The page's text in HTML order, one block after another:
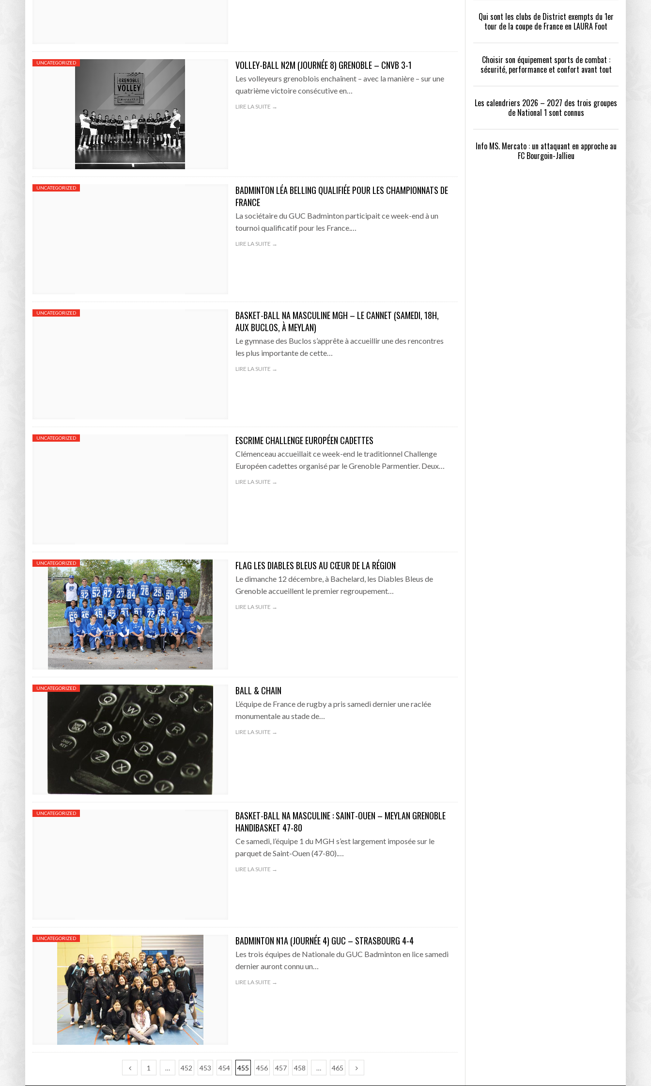
UNCATEGORIZED VOLLEY-BALL N2M (JOURNÉE 8) GRENOBLE – CNVB 3-1
Les volleyeurs grenoblois enchaînent – avec la manière – sur une
quatrième victoire consécutive en…
LIRE LA SUITE →
UNCATEGORIZED
BADMINTON LÉA BELLING QUALIFIÉE POUR LES CHAMPIONNATS DE
FRANCE
La sociétaire du GUC Badminton participait ce week-end à un
tournoi qualificatif pour les France.…
LIRE LA SUITE →
UNCATEGORIZED
BASKET-BALL NA MASCULINE MGH – LE CANNET (SAMEDI, 18H,
AUX BUCLOS, À MEYLAN)
Le gymnase des Buclos s’apprête à accueillir une des rencontres
les plus importante de cette…
LIRE LA SUITE →
UNCATEGORIZED ESCRIME CHALLENGE EUROPÉEN CADETTES
Clémenceau accueillait ce week-end le traditionnel Challenge
Européen cadettes organisé par le Grenoble Parmentier. Deux…
LIRE LA SUITE →
UNCATEGORIZED FLAG LES DIABLES BLEUS AU CŒUR DE LA RÉGION
Le dimanche 12 décembre, à Bachelard, les Diables Bleus de
Grenoble accueillent le premier regroupement…
LIRE LA SUITE →
UNCATEGORIZED BALL & CHAIN
L’équipe de France de rugby a pris samedi dernier une raclée
monumentale au stade de…
LIRE LA SUITE →
UNCATEGORIZED
BASKET-BALL NA MASCULINE : SAINT-OUEN – MEYLAN GRENOBLE
HANDIBASKET 47-80
Ce samedi, l’équipe 1 du MGH s’est largement imposée sur le
parquet de Saint-Ouen (47-80).…
LIRE LA SUITE →
UNCATEGORIZED BADMINTON N1A (JOURNÉE 4) GUC – STRASBOURG 4-4
Les trois équipes de Nationale du GUC Badminton en lice samedi
dernier auront connu un…
LIRE LA SUITE →
1 … 452 453 454 455 456 457 458 … 465
Qui sont les clubs de District exempts du 1er
tour de la coupe de France en LAURA Foot
Choisir son équipement sports de combat :
sécurité, performance et confort avant tout
Les calendriers 2026 – 2027 des trois groupes
de National 1 sont connus
Info MS. Mercato : un attaquant en approche au
FC Bourgoin-Jallieu